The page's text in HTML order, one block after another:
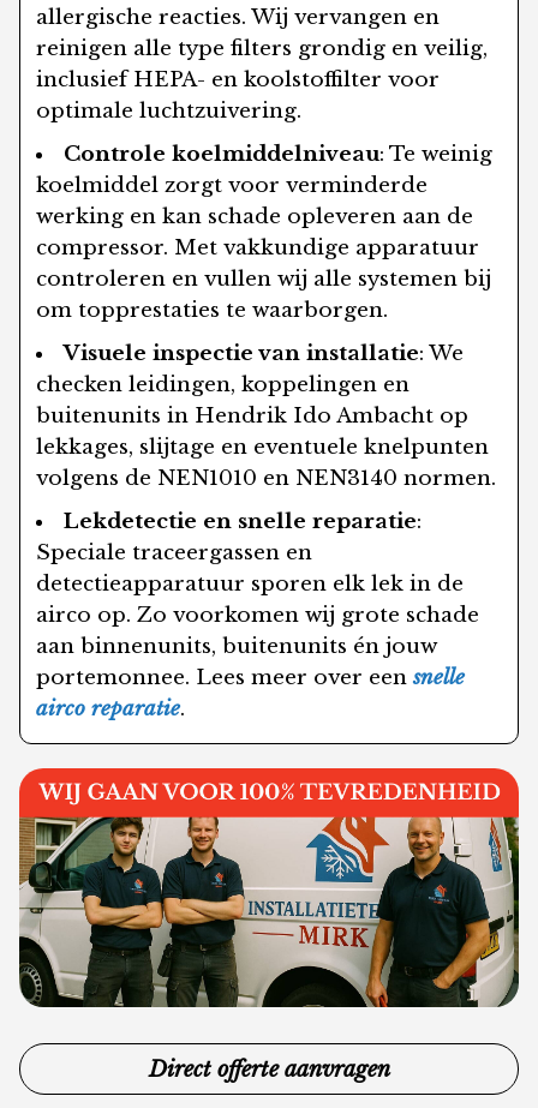
allergische reacties. Wij vervangen en
reinigen alle type filters grondig en veilig,
inclusief HEPA- en koolstoffilter voor
optimale luchtzuivering.
Controle koelmiddelniveau: Te weinig
koelmiddel zorgt voor verminderde
werking en kan schade opleveren aan de
compressor. Met vakkundige apparatuur
controleren en vullen wij alle systemen bij
om topprestaties te waarborgen.
Visuele inspectie van installatie: We
checken leidingen, koppelingen en
buitenunits in Hendrik Ido Ambacht op
lekkages, slijtage en eventuele knelpunten
volgens de NEN1010 en NEN3140 normen.
Lekdetectie en snelle reparatie:
Speciale traceergassen en
detectieapparatuur sporen elk lek in de
airco op. Zo voorkomen wij grote schade
aan binnenunits, buitenunits én jouw
portemonnee. Lees meer over eensnelle
airco reparatie.
Direct offerte aanvragen